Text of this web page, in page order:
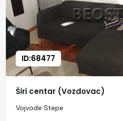
ID:68477
Širi centar (Vozdovac)
Vojvode Stepe